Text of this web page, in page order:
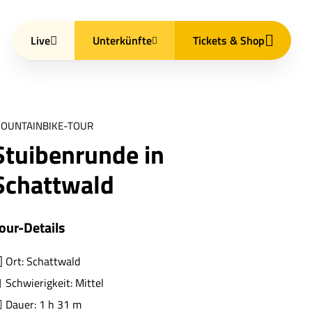
TOUR
in
Details
Ort: Schattwald
Schwierigkeit: Mittel
Dauer: 1 h 31 m
Live Unterkünfte Tickets & Shop